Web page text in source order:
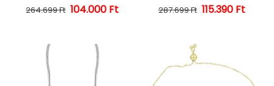
Normál ár
264.699 Ft Kedvezményes ár
104.000 Ft Normál ár
287.699 Ft 115.390 Ft